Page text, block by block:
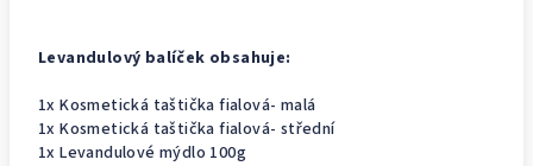
Levandulový balíček obsahuje:
1x Kosmetická taštička fialová- malá
1x Kosmetická taštička fialová- střední
1x Levandulové mýdlo 100g